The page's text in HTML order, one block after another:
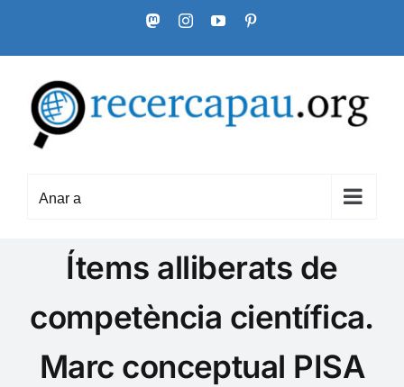
content
MastodonInstagram
YouTube
Anar a
Ítems alliberats de
competència científica.
Marc conceptual PISA